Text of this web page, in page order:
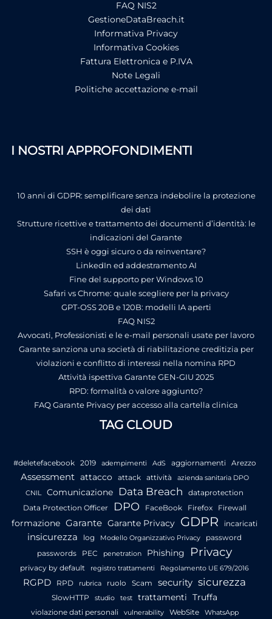
FAQ NIS2
GestioneDataBreach.it
Informativa Privacy
Informativa Cookies
Fattura Elettronica e P.IVA
Note Legali
Politiche accettazione e-mail
I NOSTRI APPROFONDIMENTI
10 anni di GDPR: semplificare senza indebolire la protezione
dei dati
Strutture ricettive e trattamento dei documenti d’identità: le
indicazioni del Garante
SSH è oggi sicuro o da reinventare?
LinkedIn ed addestramento AI
Fine del supporto per Windows 10
Safari vs Chrome: quale scegliere per la privacy
GPT-OSS 20B e 120B: modelli IA aperti
FAQ NIS2
Avvocati, Professionisti e le e-mail personali usate per lavoro
Garante sanziona una società di riabilitazione creditizia per
violazioni e conflitto di interessi nella nomina RPD
Attività ispettiva Garante GEN-GIU 2025
RPD: formalità o valore aggiunto?
FAQ Garante Privacy per accesso alla cartella clinica
TAG CLOUD
#deletefacebook 2019 adempimenti AdS aggiornamenti Arezzo
Assessment attacco attack attività
azienda sanitaria DPO
CNIL
Comunicazione Data Breach
dataprotection
Data Protection Officer
DPO FaceBook Firefox Firewall
formazione Garante Garante Privacy GDPR incaricati
insicurezza log Modello Organizzativo Privacy
password
passwords
PEC penetration Phishing Privacy
privacy by default registro trattamenti Regolamento UE 679/2016
RGPD RPD rubrica ruolo Scam security sicurezza
SlowHTTP studio test trattamenti Truffa
violazione dati personali vulnerability WebSite WhatsApp